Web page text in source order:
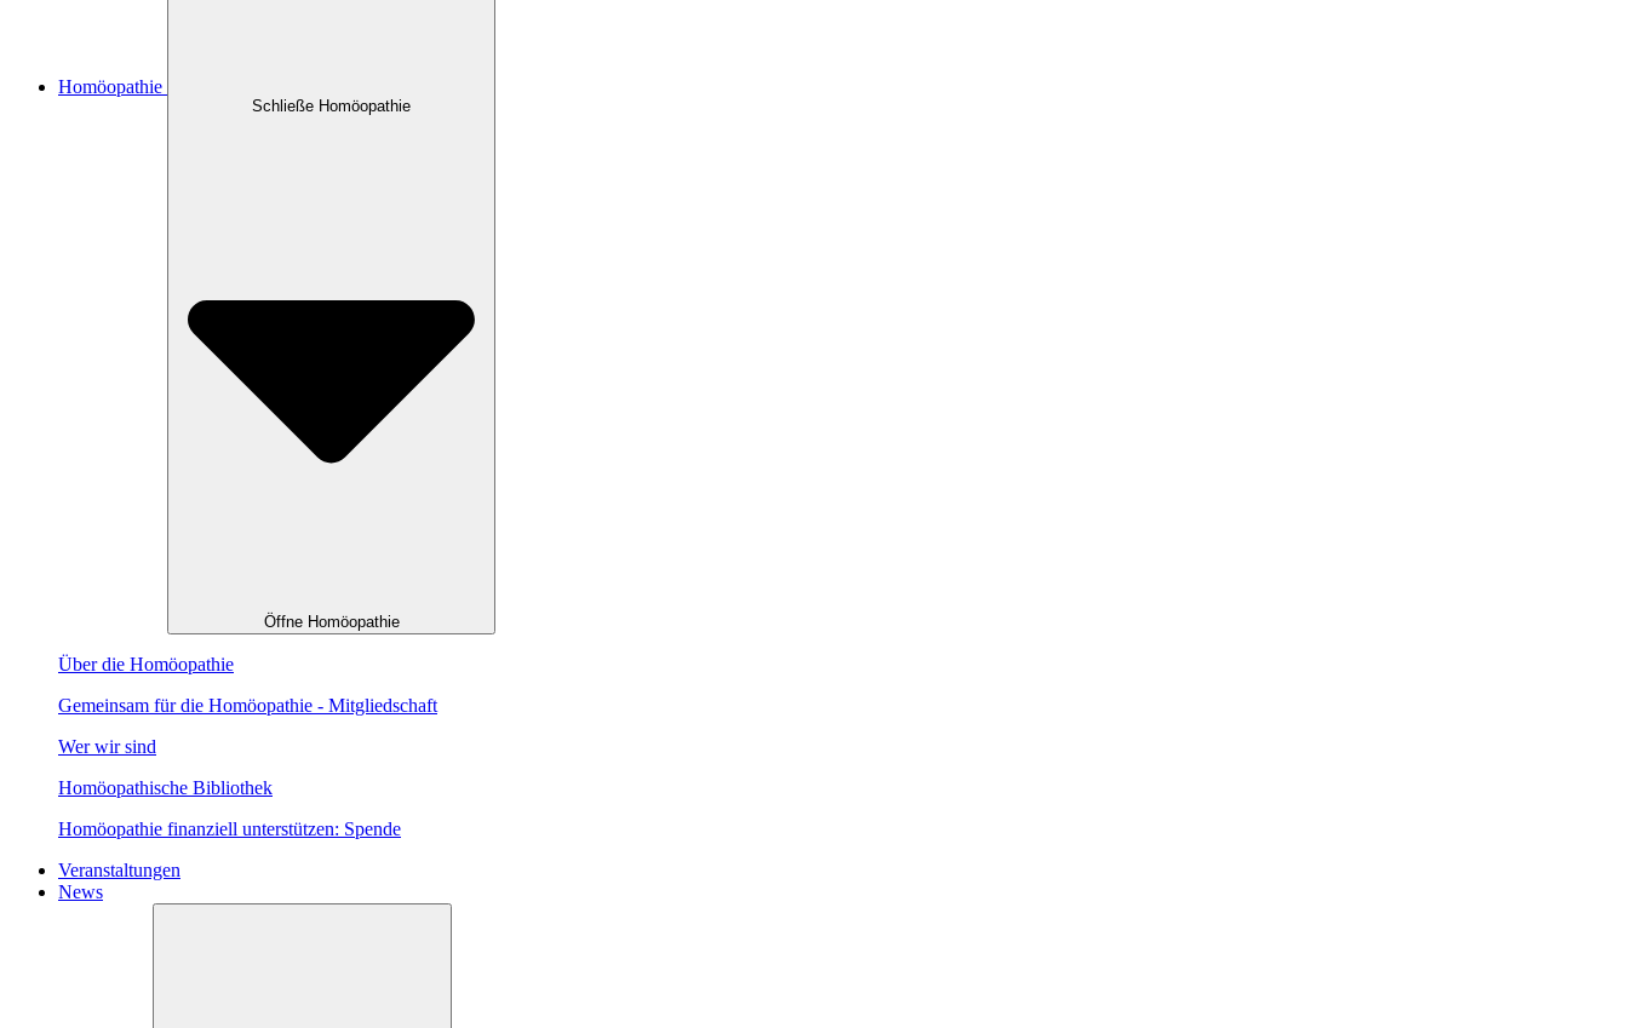
Homöopathie
Schließe Homöopathie
Öffne Homöopathie
Über die Homöopathie
Gemeinsam für die Homöopathie - Mitgliedschaft
Wer wir sind
Homöopathische Bibliothek
Homöopathie finanziell unterstützen: Spende
Veranstaltungen
News